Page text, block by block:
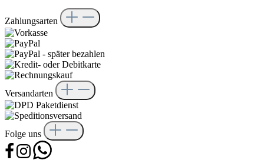
Zahlungsarten
Versandarten
Folge uns